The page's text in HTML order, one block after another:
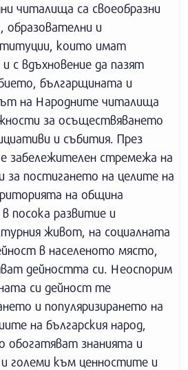
читалища са своеобразни
образователни и
които имат
с вдъхновение да пазят
българщината и
на Народните читалища
за осъществяването
и събития. През
забележителен стремежа на
за постигането на целите на
на община
посока развитие и
живот, на социалната
в населеното място,
дейността си. Неоспорим
си дейност те
и популяризирането на
на българския народ,
обогатяват знанията и
големи към ценностите и